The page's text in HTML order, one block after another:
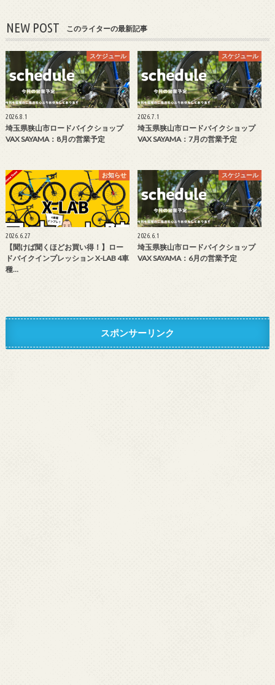
NEW POST このライターの最新記事
スケジュール
2026.8.1
埼玉県狭山市ロードバイクショップ
VAX SAYAMA：8月の営業予定
スケジュール
2026.7.1
埼玉県狭山市ロードバイクショップ
VAX SAYAMA：7月の営業予定
お知らせ
2026.6.27
【聞けば聞くほどお買い得！】ロー
ドバイクインプレッション X-LAB 4車
種…
スケジュール
2026.6.1
埼玉県狭山市ロードバイクショップ
VAX SAYAMA：6月の営業予定
スポンサーリンク